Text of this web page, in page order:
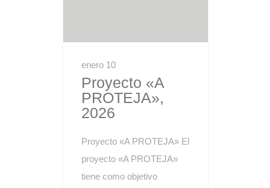
enero 10
Proyecto «A
PROTEJA»,
2026
Proyecto «A PROTEJA» El
proyecto «A PROTEJA»
tiene como objetivo